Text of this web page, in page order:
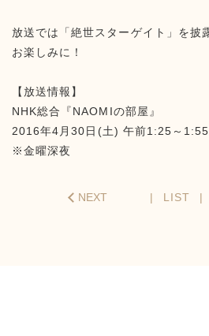
放送では「絶世スターゲイト」を披
お楽しみに！
【放送情報】
NHK総合『NAOMIの部屋』
2016年4月30日(土) 午前1:25～1:55
※金曜深夜
NEXT LIST